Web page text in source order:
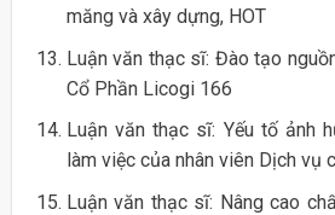
măng và xây dựng, HOT
Luận văn thạc sĩ: Đào tạo
Cổ Phần Licogi 166
Luận văn thạc sĩ: Yếu tố ảnh
làm việc của nhân viên Dịch vụ
Luận văn thạc sĩ: Nâng cao